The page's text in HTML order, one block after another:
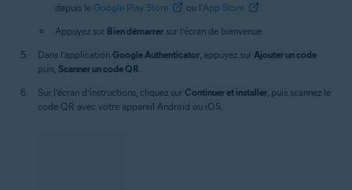
depuis le Google Play Store ou l'App Store
Appuyez sur Bien démarrer sur l’écran de bienvenue.
Dans l’application Google Authenticator , appuyez sur Ajouter un code
puis, Scanner un code QR
Sur l’écran d’instructions, cliquez sur Continuer et installer , puis scannez le
code QR avec votre appareil Android ou iOS.